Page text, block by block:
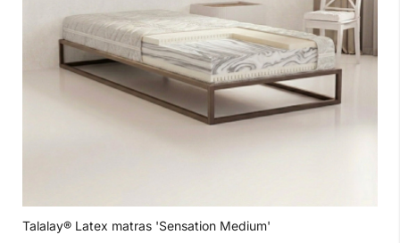
Talalay® Latex matras 'Sensation Medium'